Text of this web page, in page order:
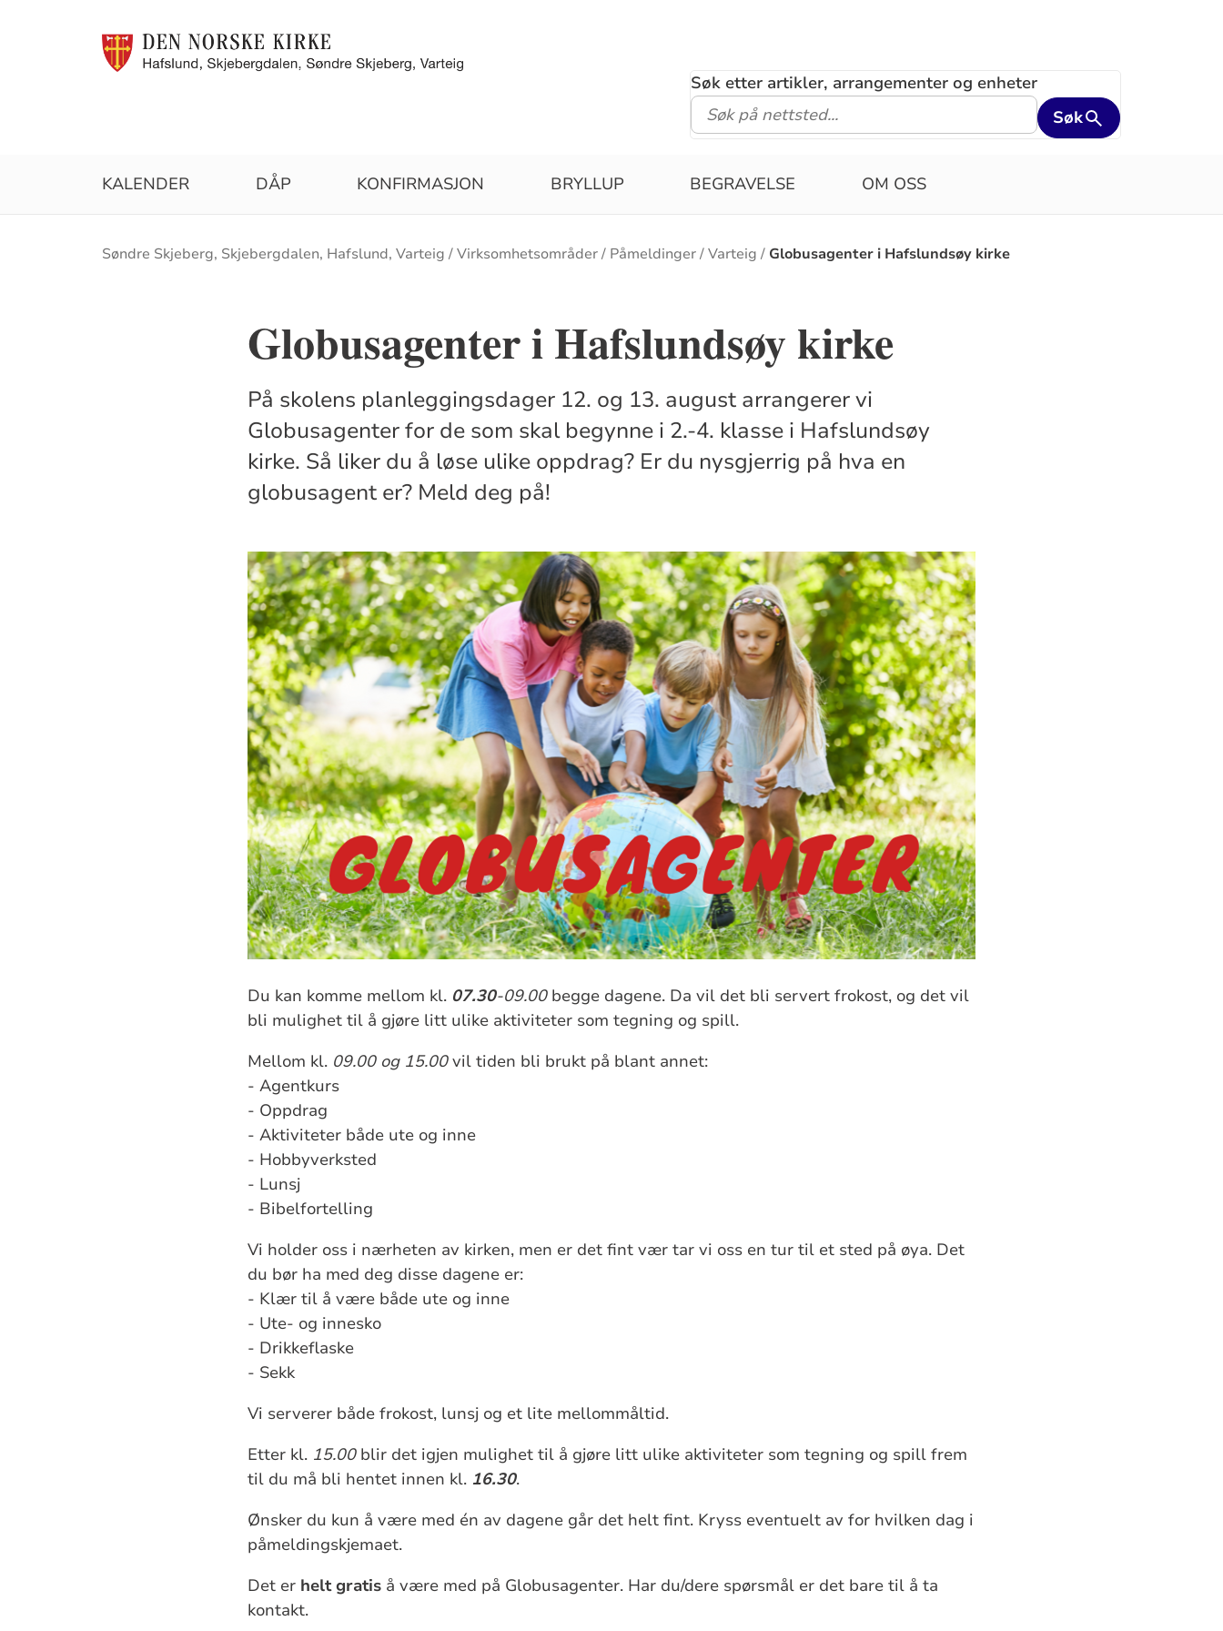
Søk etter artikler, arrangementer og enheter
Søk
KALENDER DÅP KONFIRMASJON BRYLLUP BEGRAVELSE OM OSS
Brødsmulesti
​Søndre Skjeberg, Skjebergdalen, Hafslund, Varteig Virksomhetsområder Påmeldinger Varteig Globusagenter i Hafslundsøy kirke
Globusagenter i Hafslundsøy kirke
På skolens planleggingsdager 12. og 13. august arrangerer vi
Globusagenter for de som skal begynne i 2.-4. klasse i Hafslundsøy
kirke. Så liker du å løse ulike oppdrag? Er du nysgjerrig på hva en
globusagent er? Meld deg på!
Du kan komme mellom kl. 07.30-09.00begge dagene. Da vil det bli servert frokost, og det vil
bli mulighet til å gjøre litt ulike aktiviteter som tegning og spill.
Mellom kl. 09.00 og 15.00vil tiden bli brukt på blant annet:
- Agentkurs
- Oppdrag
- Aktiviteter både ute og inne
- Hobbyverksted
- Lunsj
- Bibelfortelling
Vi holder oss i nærheten av kirken, men er det fint vær tar vi oss en tur til et sted på øya. Det
du bør ha med deg disse dagene er:
- Klær til å være både ute og inne
- Ute- og innesko
- Drikkeflaske
- Sekk
Vi serverer både frokost, lunsj og et lite mellommåltid.
Etter kl. 15.00blir det igjen mulighet til å gjøre litt ulike aktiviteter som tegning og spill frem
til du må bli hentet innen kl. 16.30.
Ønsker du kun å være med én av dagene går det helt fint. Kryss eventuelt av for hvilken dag i
påmeldingskjemaet.
Det er helt gratis å være med på Globusagenter. Har du/dere spørsmål er det bare til å ta
kontakt.